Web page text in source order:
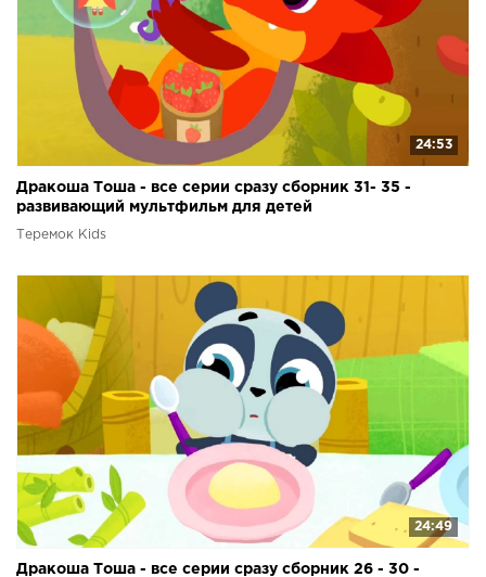
24:53
Дракоша Тоша - все серии сразу сборник 31- 35 -
развивающий мультфильм для детей
Теремок Kids
24:49
Дракоша Тоша - все серии сразу сборник 26 - 30 -